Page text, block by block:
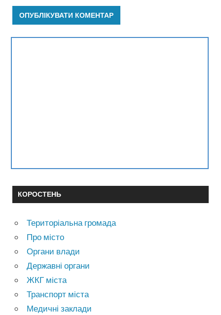
КОРОСТЕНЬ
Територіальна громада
Про місто
Органи влади
Державні органи
ЖКГ міста
Транспорт міста
Медичні заклади